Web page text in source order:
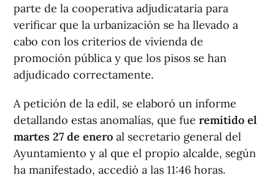
parte de la cooperativa adjudicataria para
verificar que la urbanización se ha llevado a
cabo con los criterios de vivienda de
promoción pública y que los pisos se han
adjudicado correctamente.
A petición de la edil, se elaboró un informe
detallando estas anomalías, que fue remitido el
martes 27 de enero al secretario general del
Ayuntamiento y al que el propio alcalde, según
ha manifestado, accedió a las 11:46 horas.